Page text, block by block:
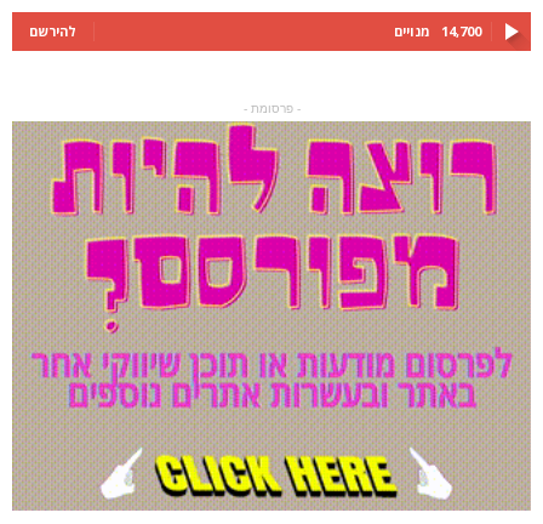
14,700 מנויים להירשם
- פרסומת -